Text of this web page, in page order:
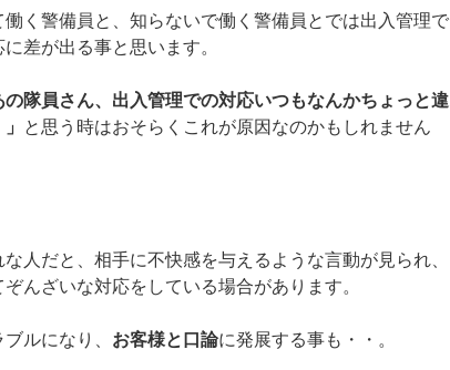
働く警備員と、知らないで働く警備員とでは出入管理で
差が出る事と思います。
の隊員さん、出入管理での対応いつもなんかちょっと違
と思う時はおそらくこれが原因なのかもしれません
人だと、相手に不快感を与えるような言動が見られ、
んざいな対応をしている場合があります。
ルになり、 お客様と口論に発展する事も・・。